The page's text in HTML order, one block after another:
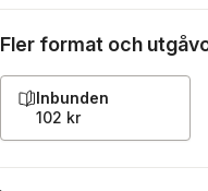
Fler format och
Inbunden
102 kr